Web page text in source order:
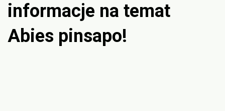
informacje na temat
Abies pinsapo!